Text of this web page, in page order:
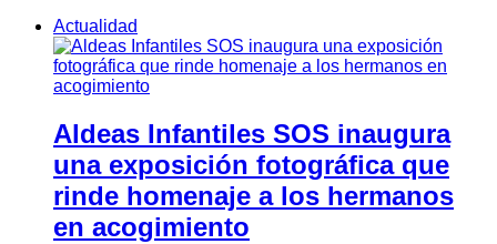
Actualidad
Aldeas Infantiles SOS inaugura
una exposición fotográfica que
rinde homenaje a los hermanos
en acogimiento